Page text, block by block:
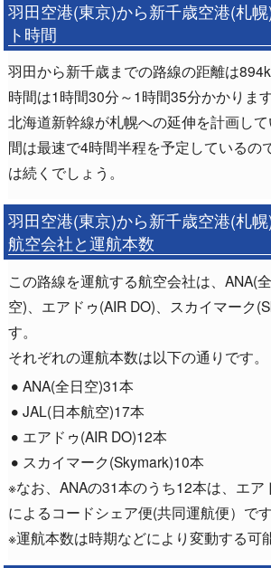
羽田空港(東京)から新千歳空港(札
ト時間
羽田から新千歳までの路線の距離は
時間は1時間30分～1時間35分かかります
北海道新幹線が札幌への延伸を計画し
間は最速で4時間半程を予定しているの
は続くでしょう。
羽田空港(東京)から新千歳空港(札
航空会社と運航本数
この路線を運航する航空会社は、ANA(
空)、エアドゥ(AIR DO)、スカイマーク
す。
それぞれの運航本数は以下の通りです。
ANA(全日空)31本
JAL(日本航空)17本
エアドゥ(AIR DO)12本
スカイマーク(Skymark)10本
※なお、ANAの31本のうち12本は、エア
によるコードシェア便(共同運航便）です
※運航本数は時期などにより変動する可